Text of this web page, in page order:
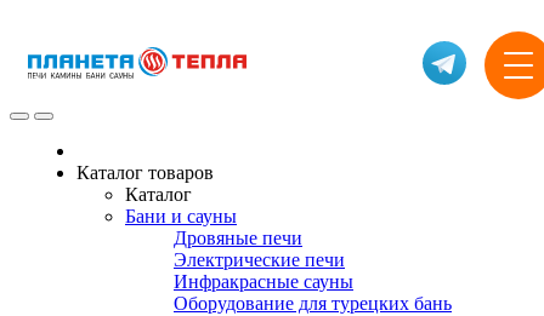
Каталог товаров
Каталог
Бани и сауны
Дровяные печи
Электрические печи
Инфракрасные сауны
Оборудование для турецких бань